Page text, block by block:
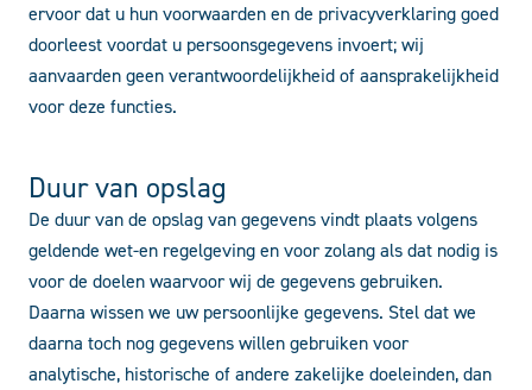
ervoor dat u hun voorwaarden en de privacyverklaring goed
doorleest voordat u persoonsgegevens invoert; wij
aanvaarden geen verantwoordelijkheid of aansprakelijkheid
voor deze functies.
Duur van opslag
De duur van de opslag van gegevens vindt plaats volgens
geldende wet-en regelgeving en voor zolang als dat nodig is
voor de doelen waarvoor wij de gegevens gebruiken.
Daarna wissen we uw persoonlijke gegevens. Stel dat we
daarna toch nog gegevens willen gebruiken voor
analytische, historische of andere zakelijke doeleinden, dan